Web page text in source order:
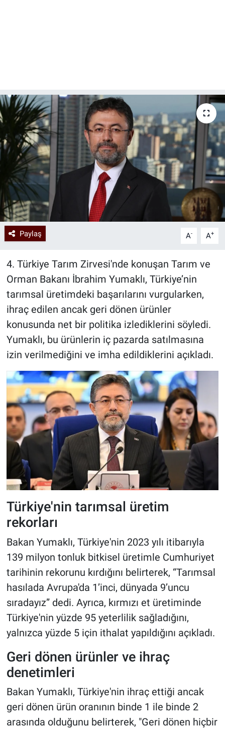
Paylaş A- A+
4. Türkiye Tarım Zirvesi'nde konuşan Tarım ve
Orman Bakanı İbrahim Yumaklı, Türkiye’nin
tarımsal üretimdeki başarılarını vurgularken,
ihraç edilen ancak geri dönen ürünler
konusunda net bir politika izlediklerini söyledi.
Yumaklı, bu ürünlerin iç pazarda satılmasına
izin verilmediğini ve imha edildiklerini açıkladı.
Türkiye'nin tarımsal üretim
rekorları
Bakan Yumaklı, Türkiye'nin 2023 yılı itibarıyla
139 milyon tonluk bitkisel üretimle Cumhuriyet
tarihinin rekorunu kırdığını belirterek, “Tarımsal
hasılada Avrupa'da 1’inci, dünyada 9’uncu
sıradayız” dedi. Ayrıca, kırmızı et üretiminde
Türkiye'nin yüzde 95 yeterlilik sağladığını,
yalnızca yüzde 5 için ithalat yapıldığını açıkladı.
Geri dönen ürünler ve ihraç
denetimleri
Bakan Yumaklı, Türkiye'nin ihraç ettiği ancak
geri dönen ürün oranının binde 1 ile binde 2
arasında olduğunu belirterek, "Geri dönen hiçbir